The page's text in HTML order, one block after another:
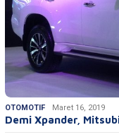
OTOMOTIF Maret 16, 2019
Demi Xpander,